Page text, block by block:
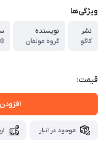
ویژگی‌ها
نشر
کاگو
نویسنده
گروه مولفان
قیمت:
موجود در انبار